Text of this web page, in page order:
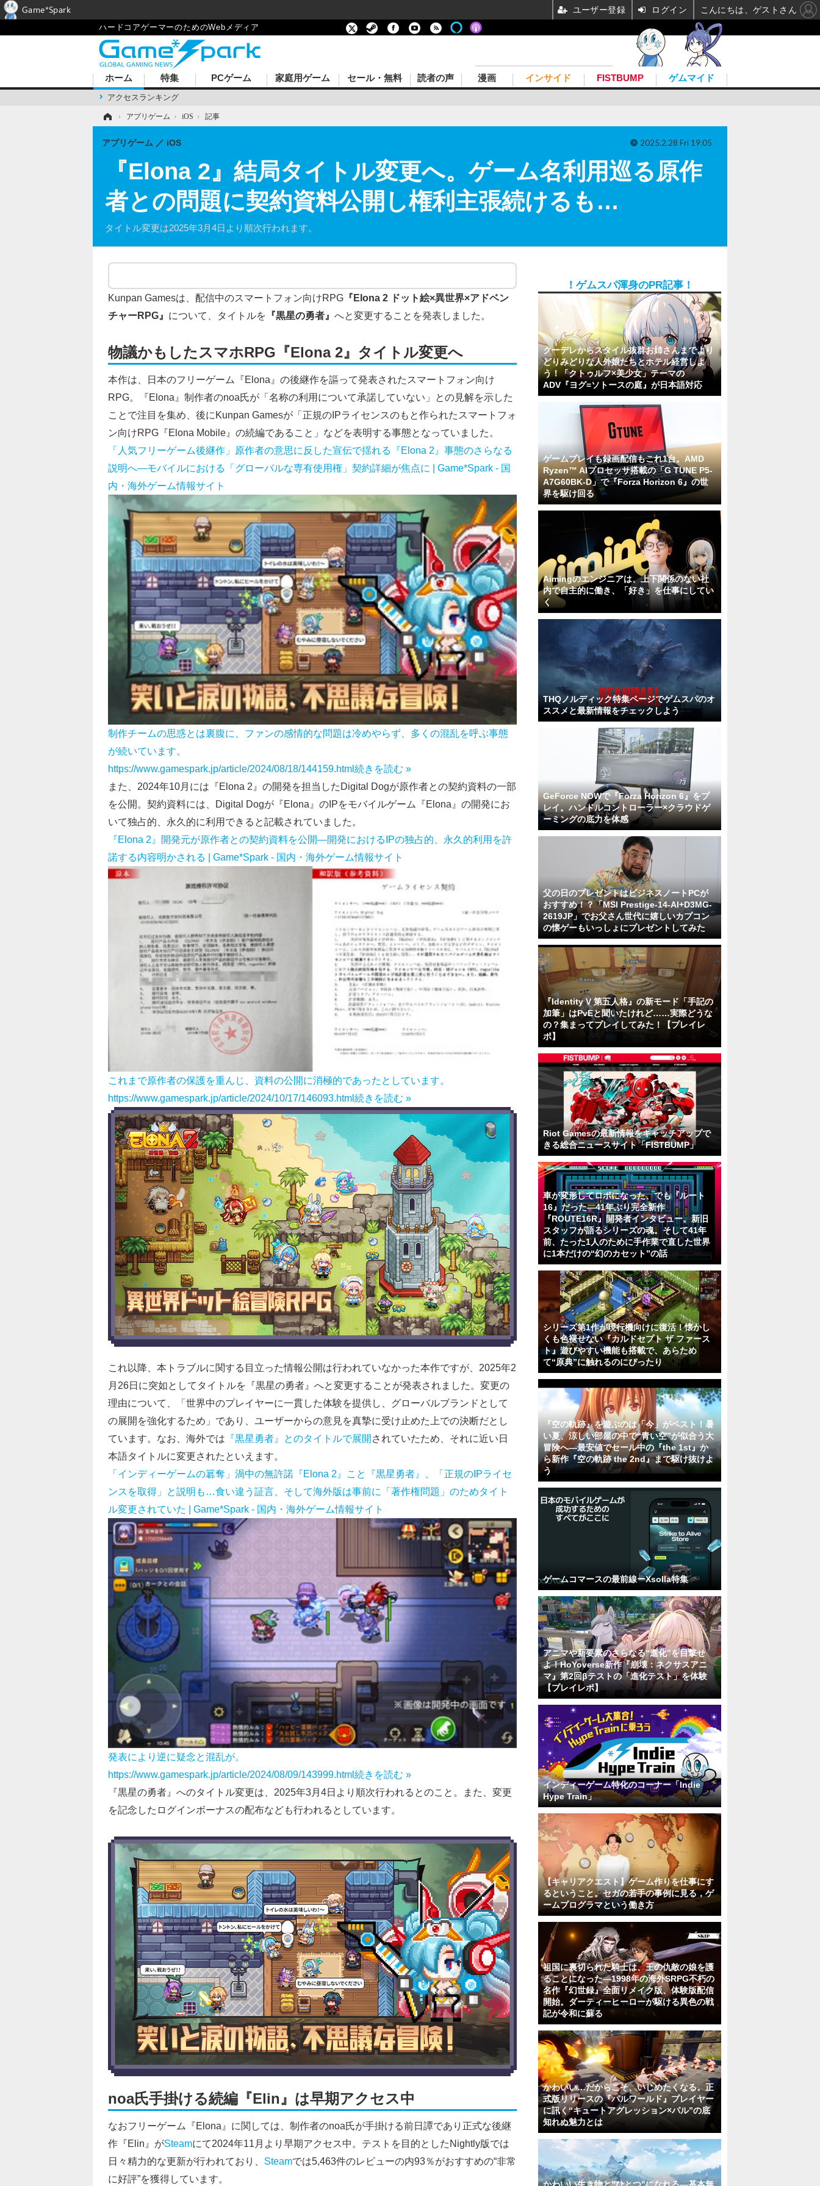
ハードコアゲーマーのためのWebメディア
ホーム
アクセスランキング
特集 PCゲーム 家庭用ゲーム セール・無料 読者の声 漫画 インサイド FISTBUMP ゲムマイド
› アプリゲーム › iOS › 記事
『Elona 2』結局タイトル変更へ。ゲーム名利用巡る原作
者との問題に契約資料公開し権利主張続けるも…
タイトル変更は2025年3月4日より順次行われます。
アプリゲーム iOS 2025.2.28 Fri 19:05
Kunpan Gamesは、配信中のスマートフォン向けRPG 『Elona 2 ドット絵×異世界×アドベン
チャーRPG』 について、タイトルを 『黒星の勇者』 へと変更することを発表しました。
物議かもしたスマホRPG『Elona 2』タイトル変更へ
本作は、日本のフリーゲーム『Elona』の後継作を謳って発表されたスマートフォン向け
RPG。『Elona』制作者のnoa氏が「名称の利用について承諾していない」との見解を示した
ことで注目を集め、後にKunpan Gamesが「正規のIPライセンスのもと作られたスマートフォ
ン向けRPG『Elona Mobile』の続編であること」などを表明する事態となっていました。
「人気フリーゲーム後継作」原作者の意思に反した宣伝で揺れる『Elona 2』事態のさらなる
説明へ―モバイルにおける「グローバルな専有使用権」契約詳細が焦点に | Game*Spark - 国
内・海外ゲーム情報サイト
制作チームの思惑とは裏腹に、ファンの感情的な問題は冷めやらず、多くの混乱を呼ぶ事態
が続いています。
https://www.gamespark.jp/article/2024/08/18/144159.html続きを読む »
また、2024年10月には『Elona 2』の開発を担当したDigital Dogが原作者との契約資料の一部
を公開。契約資料には、Digital Dogが『Elona』のIPをモバイルゲーム『Elona』の開発にお
いて独占的、永久的に利用できると記載されていました。
『Elona 2』開発元が原作者との契約資料を公開―開発におけるIPの独占的、永久的利用を許
諾する内容明かされる | Game*Spark - 国内・海外ゲーム情報サイト
これまで原作者の保護を重んじ、資料の公開に消極的であったとしています。
https://www.gamespark.jp/article/2024/10/17/146093.html続きを読む »
これ以降、本トラブルに関する目立った情報公開は行われていなかった本作ですが、2025年2
月26日に突如としてタイトルを『黒星の勇者』へと変更することが発表されました。変更の
理由について、「世界中のプレイヤーに一貫した体験を提供し、グローバルブランドとして
の展開を強化するため」であり、ユーザーからの意見を真摯に受け止めた上での決断だとし
ています。なお、海外では 『黒星勇者』とのタイトルで展開されていたため、それに近い日
本語タイトルに変更されたといえます。
「インディーゲームの簒奪」渦中の無許諾『Elona 2』こと『黒星勇者』、「正規のIPライセ
ンスを取得」と説明も…食い違う証言、そして海外版は事前に「著作権問題」のためタイト
ル変更されていた | Game*Spark - 国内・海外ゲーム情報サイト
発表により逆に疑念と混乱が。
https://www.gamespark.jp/article/2024/08/09/143999.html続きを読む »
『黒星の勇者』へのタイトル変更は、2025年3月4日より順次行われるとのこと。また、変更
を記念したログインボーナスの配布なども行われるとしています。
noa氏手掛ける続編『Elin』は早期アクセス中
なおフリーゲーム『Elona』に関しては、制作者のnoa氏が手掛ける前日譚であり正式な後継
作『Elin』がSteamにて2024年11月より早期アクセス中。テストを目的としたNightly版では
日々精力的な更新が行われており、 Steamでは5,463件のレビューの内93％がおすすめの“非常
に好評”を獲得しています。
！ゲムスパ渾身のPR記事！
クーデレからスタイル抜群お姉さんまでより
どりみどりな人外娘たちとホテル経営しよ
う！「クトゥルフ×美少女」テーマの
ADV『ヨグ=ソトースの庭』が日本語対応
ゲームプレイも録画配信もこれ1台。AMD
Ryzen™ AIプロセッサ搭載の「G TUNE P5-
A7G60BK-D」で『Forza Horizon 6』の世
界を駆け回る
Aimingのエンジニアは、上下関係のない社
内で自主的に働き、「好き」を仕事にしてい
く
THQノルディック特集ページでゲムスパのオ
ススメと最新情報をチェックしよう
GeForce NOWで『Forza Horizon 6』をプ
レイ。ハンドルコントローラー×クラウドゲ
ーミングの底力を体感
父の日のプレゼントはビジネスノートPCが
おすすめ！？「MSI Prestige-14-AI+D3MG-
2619JP」でお父さん世代に嬉しいカプコン
の懐ゲーもいっしょにプレゼントしてみた
『Identity V 第五人格』の新モード「手記の
加筆」はPvEと聞いたけれど……実際どうな
の？集まってプレイしてみた！【プレイレ
ポ】
Riot Gamesの最新情報をキャッチアップで
きる総合ニュースサイト「FISTBUMP」
車が変形してロボになった、でも『ルート
16』だった―41年ぶり完全新作
『ROUTE16R』開発者インタビュー。新旧
スタッフが語るシリーズの魂。そして41年
前、たった1人のために手作業で直した世界
に1本だけの“幻のカセット”の話
シリーズ第1作が現行機向けに復活！懐かし
くも色褪せない『カルドセプト ザ ファース
ト』遊びやすい機能も搭載で、あらため
て“原典”に触れるのにぴったり
『空の軌跡』を遊ぶのは「今」がベスト！暑
い夏、涼しい部屋の中で“青い空”が似合う大
冒険へ―最安値でセール中の『the 1st』か
ら新作『空の軌跡 the 2nd』まで駆け抜けよ
う
ゲームコマースの最前線ーXsolla特集
アニマや新要素のさらなる“進化”を目撃せ
よ！HoYoverse新作『崩壊：ネクサスアニ
マ』第2回βテストの「進化テスト」を体験
【プレイレポ】
インディーゲーム特化のコーナー「Indie
Hype Train」
【キャリアクエスト】ゲーム作りを仕事にす
るということ。セガの若手の事例に見る，ゲ
ームプログラマという働き方
祖国に裏切られた騎士は、王の仇敵の娘を護
ることになった―1998年の海外SRPG不朽の
名作『幻世録』全面リメイク版、体験版配信
開始。ダーティーヒーローが駆ける異色の戦
記が令和に蘇る
かわいい…だからこそ、いじめたくなる。正
式版リリースの『パルワールド』プレイヤー
に訊く“キュートアグレッション×パル”の底
知れぬ魅力とは
Game*Spark ユーザー登録 ログイン こんにちは、ゲストさん